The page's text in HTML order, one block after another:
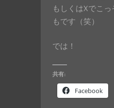
もしくはXでこ
もです（笑）
では！
共有:
Facebook